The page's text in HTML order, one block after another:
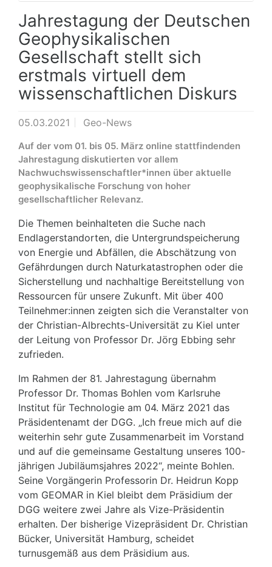
Jahrestagung der Deutschen
Geophysikalischen
Gesellschaft stellt sich
erstmals virtuell dem
wissenschaftlichen Diskurs
05.03.2021 Geo-News
Auf der vom 01. bis 05. März online stattfindenden
Jahrestagung diskutierten vor allem
Nachwuchswissenschaftler*innen über aktuelle
geophysikalische Forschung von hoher
gesellschaftlicher Relevanz.
Die Themen beinhalteten die Suche nach
Endlagerstandorten, die Untergrundspeicherung
von Energie und Abfällen, die Abschätzung von
Gefährdungen durch Naturkatastrophen oder die
Sicherstellung und nachhaltige Bereitstellung von
Ressourcen für unsere Zukunft. Mit über 400
Teilnehmer:innen zeigten sich die Veranstalter von
der Christian-Albrechts-Universität zu Kiel unter
der Leitung von Professor Dr. Jörg Ebbing sehr
zufrieden.
Im Rahmen der 81. Jahrestagung übernahm
Professor Dr. Thomas Bohlen vom Karlsruhe
Institut für Technologie am 04. März 2021 das
Präsidentenamt der DGG. „Ich freue mich auf die
weiterhin sehr gute Zusammenarbeit im Vorstand
und auf die gemeinsame Gestaltung unseres 100-
jährigen Jubiläumsjahres 2022“, meinte Bohlen.
Seine Vorgängerin Professorin Dr. Heidrun Kopp
vom GEOMAR in Kiel bleibt dem Präsidium der
DGG weitere zwei Jahre als Vize-Präsidentin
erhalten. Der bisherige Vizepräsident Dr. Christian
Bücker, Universität Hamburg, scheidet
turnusgemäß aus dem Präsidium aus.